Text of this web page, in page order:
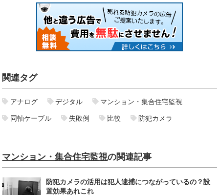
関連タグ
アナログ デジタル マンション・集合住宅監視
同軸ケーブル 失敗例 比較 防犯カメラ
マンション・集合住宅監視の関連記事
防犯カメラの活用は犯人逮捕につながっているの？設
置効果あれこれ